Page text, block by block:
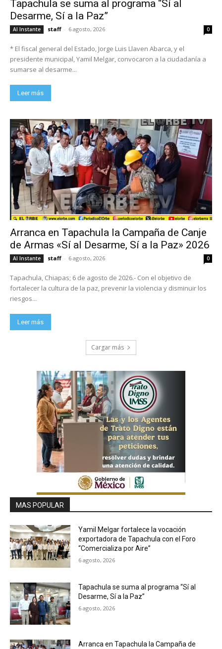
Tapachula se suma al programa “Sí al
Desarme, Sí a la Paz”
Al Instante staff - 6 agosto, 2026 0
* El fiscal general del Estado, Jorge Luis Llaven Abarca, y el
presidente municipal, Yamil Melgar, convocaron a la ciudadanía a
sumarse al desarme...
Leer más
Arranca en Tapachula la Campaña de Canje
de Armas «Sí al Desarme, Sí a la Paz» 2026
Al Instante staff - 6 agosto, 2026 0
Tapachula, Chiapas; 6 de agosto de 2026.- Con el objetivo de
fortalecer la cultura de la paz, prevenir la violencia y disminuir los
riesgos...
Leer más
Cargar más
MAS POPULAR
Yamil Melgar fortalece la vocación
exportadora de Tapachula con el Foro
“Comercializa por Aire”
6 agosto, 2026
Tapachula se suma al programa “Sí al
Desarme, Sí a la Paz”
6 agosto, 2026
Arranca en Tapachula la Campaña de